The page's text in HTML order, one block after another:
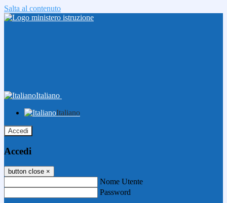
Salta al contenuto
Italiano
Italiano
Accedi
Accedi
button close ×
Nome Utente
Password